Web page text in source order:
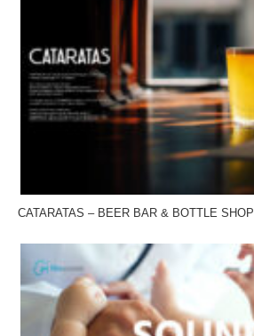
CATARATAS – BEER BAR & BOTTLE SHOP